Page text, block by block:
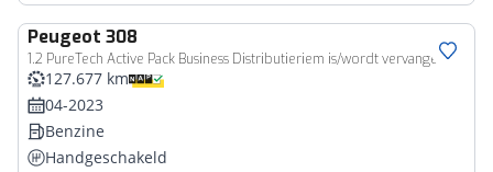
Peugeot 308
1.2 PureTech Active Pack Business Distributieriem is/wordt vervangen
127.677 km
04-2023
Benzine
Handgeschakeld